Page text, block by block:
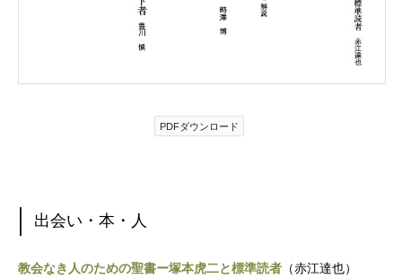
PDFダウンロード
出会い・本・人
教会なき人のための聖書ー塚本虎二と標準読者 （赤江達也）